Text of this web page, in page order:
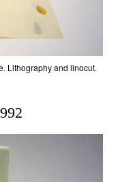
Lithography and linocut.